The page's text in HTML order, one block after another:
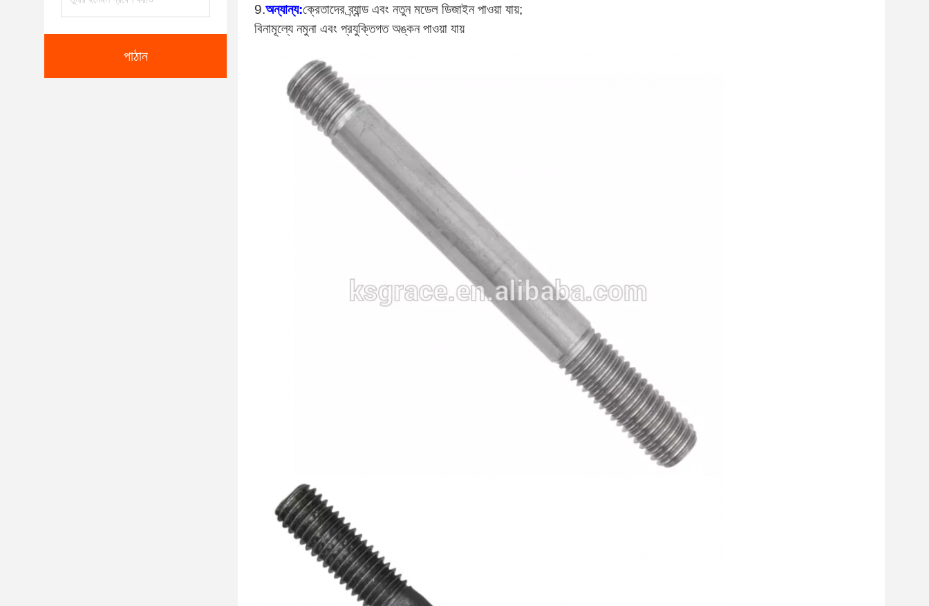
পাঠান
9.অন্যান্য:ক্রেতাদের ব্র্যান্ড এবং নতুন মডেল ডিজাইন পাওয়া যায়;
বিনামূল্যে নমুনা এবং প্রযুক্তিগত অঙ্কন পাওয়া যায়